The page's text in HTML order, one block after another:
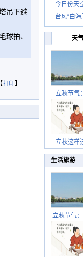
吊下避
球拍、
打印】
今日份天
台风“白海
天
立秋节气
立秋这样
生活旅游
立秋节气
逐渐转凉
热仍盛